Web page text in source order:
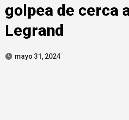
golpea de cerca
Legrand
mayo 31, 2024